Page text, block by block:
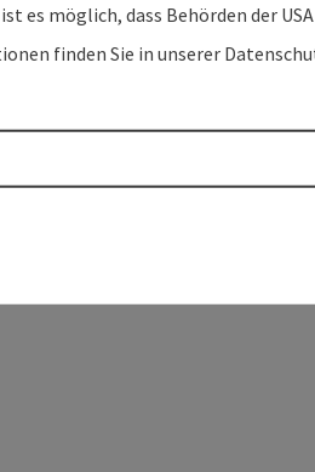
es möglich, dass Behörden der
finden Sie in unserer